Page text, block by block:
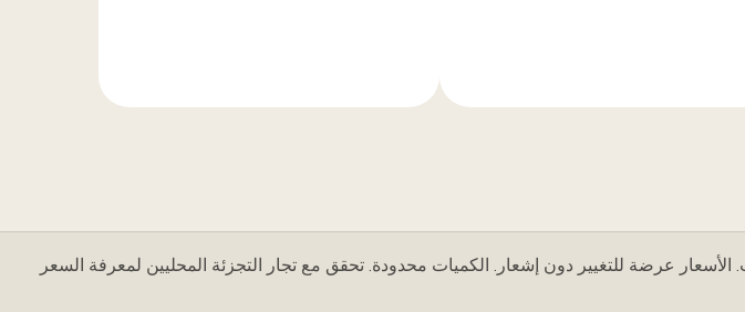
عرضة للتغيير دون إشعار. الكميات محدودة. تحقق مع تجار التجزئة المحليين لمعرفة السعر